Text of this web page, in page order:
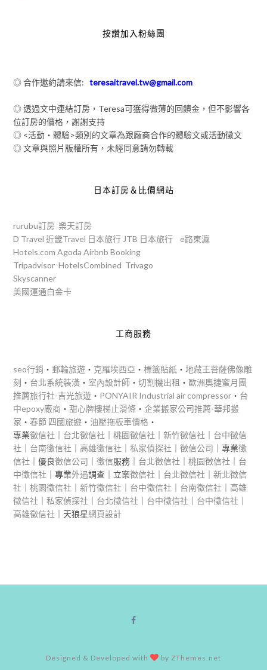
按讚加入粉絲團
◎ 合作邀約請來信:teresaitravel.tw@gmail.com
◎ 透過文中連結訂房，Teresa可獲得微薄的回饋金，但不影響各
位訂房的價格，謝謝支持
◎ <活動‧體驗>類別的文章為跟廠商合作的體驗文或活動徵文
◎ 文章與照片版權所有，未經同意請勿轉載
日本訂房＆比價網站
rurubu訂房 樂天訂房
D Travel 近畿Travel 日本旅行 JTB 日本旅行
e路東瀛
Hotels.com Agoda Airbnb Booking
Tripadvisor HotelsCombined Trivago
Skyscanner
美國運通白金卡
工商服務
seo行銷 ‧郵輪旅遊 ‧ 克羅埃西亞 ‧標籤貼紙 ‧地藏王菩薩佛像雕
刻 ‧ 台北系統裝潢 ‧ 室內設計師 ‧切割機出租 ‧歐洲奧捷蜜月團
推薦旅行社-吉光旅遊 ‧ PONYAIR Industrial air compressor ‧ 台
中epoxy廠商 ‧甜心牌樓梯止滑條 ‧企業搬家公司推薦-華邦搬
家 ‧春節 四國旅遊 ‧ 油壓拖板車價格 ‧
專業徵信社 台北徵信社 ｜桃園徵信社 ｜新竹徵信社
台中徵信
社
台南徵信社 高雄徵信社 ｜私家偵探社 ｜徵信公司 ｜專業徵
信社 ｜優良徵信公司 ｜徵信服務｜ 台北徵信社 ｜桃園徵信社
台
中徵信社 ｜專業外遇調查｜立案徵信社 台北徵信社 ｜新北徵信
社 ｜桃園徵信社 ｜新竹徵信社 台中徵信社 台南徵信社
高雄
徵信社 ｜私家偵探社 台北徵信社 台中徵信社 台中徵信社
高雄徵信社 ｜天狼星網頁設計
Designed & Developed with by ZThemes.net